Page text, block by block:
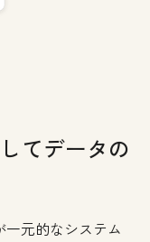
てデータの
元的なシステム